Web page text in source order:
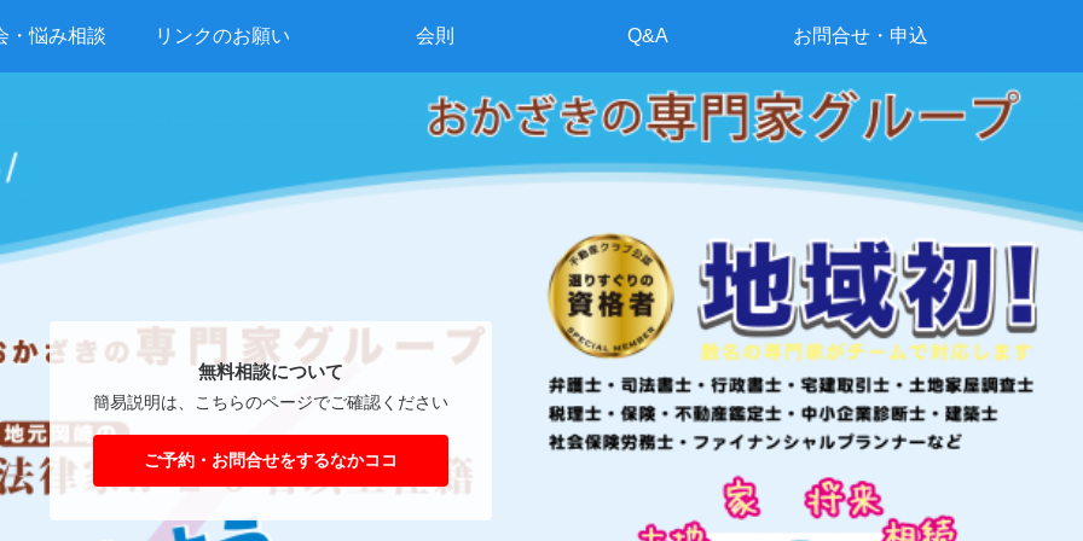
・悩み相談 リンクのお願い 会則 Q&A お問合せ・申込
無料相談について
簡易説明は、こちらのページでご確認ください
ご予約・お問合せをするなかココ